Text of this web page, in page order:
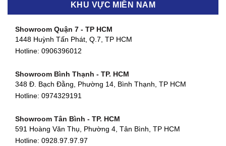
KHU VỰC MIỀN NAM
Showroom Quận 7 - TP HCM
1448 Huỳnh Tấn Phát, Q.7, TP HCM
Hotline: 0906396012
Showroom Bình Thạnh - TP. HCM
348 Đ. Bạch Đằng, Phường 14, Bình Thạnh, TP HCM
Hotline: 0974329191
Showroom Tân Bình - TP. HCM
591 Hoàng Văn Thụ, Phường 4, Tân Bình, TP HCM
Hotline: 0928.97.97.97